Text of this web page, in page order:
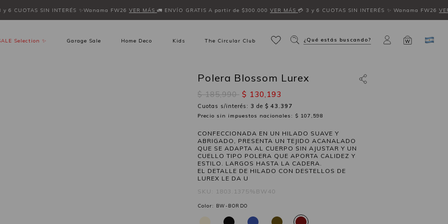
y 6 CUOTAS SIN INTERÉS ✨Wanama FW26 VER MÁS 🚛 ENVÍO GRATIS A partir de $300.000 VER MÁS 💳 3 y 6 CUOTAS SIN INTERÉS ✨ Wanama FW26
Selection ✨ Garage Sale Home Deco Kids The Circular Club ¿Qué estás buscando? W
Polera Blossom Lurex
$ 185,990 $ 130,193
Cuotas s/interés: 3 de $ 43.397
Precio sin impuestos nacionales: $ 107,598
CONFECCIONADA EN UN HILADO SUAVE Y
ABRIGADO, PRESENTA UN TEJIDO ACANALADO
QUE SE ADAPTA AL CUERPO SIN AJUSTAR Y UN
CUELLO TIPO POLERA QUE APORTA CALIDEZ Y
ESTILO. LARGOS HASTA LA CADERA.
EL DETALLE DE HILADO CON DESTELLOS DE
LUREX LE DA U
SKU: 1803.1375%BW40
Color: BW-BORDO